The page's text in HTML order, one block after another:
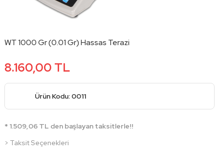
WT 1000 Gr (0.01 Gr) Hassas Terazi
8.160,00 TL
Ürün Kodu: 0011
* 1.509,06 TL den başlayan taksitlerle!!
> Taksit Seçenekleri